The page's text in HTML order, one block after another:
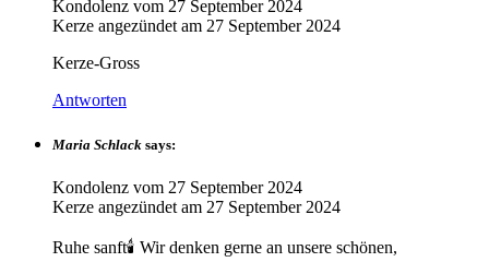
Kondolenz vom 27 September 2024
Kerze angezündet am 27 September 2024
Kerze-Gross
Antworten
Maria Schlack says:
Kondolenz vom 27 September 2024
Kerze angezündet am 27 September 2024
Ruhe sanft🕯️ Wir denken gerne an unsere schönen,